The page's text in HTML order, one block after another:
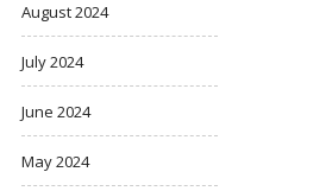
August 2024
July 2024
June 2024
May 2024